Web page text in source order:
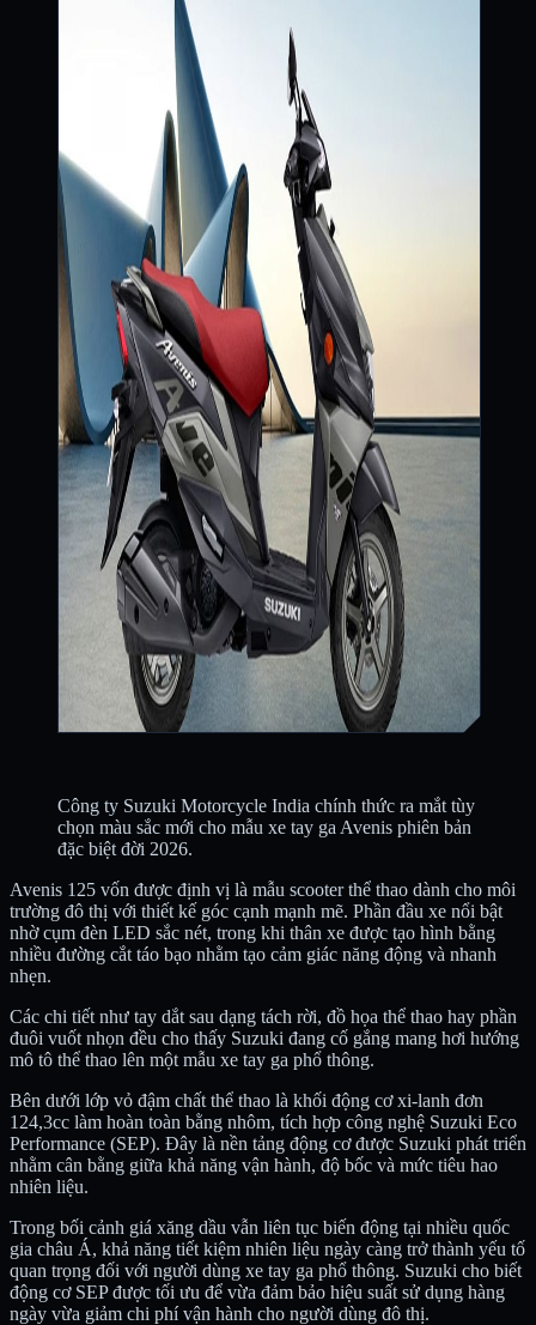
Công ty Suzuki Motorcycle India chính thức ra mắt tùy
chọn màu sắc mới cho mẫu xe tay ga Avenis phiên bản
đặc biệt đời 2026.
Avenis 125 vốn được định vị là mẫu scooter thể thao dành cho môi
trường đô thị với thiết kế góc cạnh mạnh mẽ. Phần đầu xe nổi bật
nhờ cụm đèn LED sắc nét, trong khi thân xe được tạo hình bằng
nhiều đường cắt táo bạo nhằm tạo cảm giác năng động và nhanh
nhẹn.
Các chi tiết như tay dắt sau dạng tách rời, đồ họa thể thao hay phần
đuôi vuốt nhọn đều cho thấy Suzuki đang cố gắng mang hơi hướng
mô tô thể thao lên một mẫu xe tay ga phổ thông.
Bên dưới lớp vỏ đậm chất thể thao là khối động cơ xi-lanh đơn
124,3cc làm hoàn toàn bằng nhôm, tích hợp công nghệ Suzuki Eco
Performance (SEP). Đây là nền tảng động cơ được Suzuki phát triển
nhằm cân bằng giữa khả năng vận hành, độ bốc và mức tiêu hao
nhiên liệu.
Trong bối cảnh giá xăng dầu vẫn liên tục biến động tại nhiều quốc
gia châu Á, khả năng tiết kiệm nhiên liệu ngày càng trở thành yếu tố
quan trọng đối với người dùng xe tay ga phổ thông. Suzuki cho biết
động cơ SEP được tối ưu để vừa đảm bảo hiệu suất sử dụng hàng
ngày vừa giảm chi phí vận hành cho người dùng đô thị.